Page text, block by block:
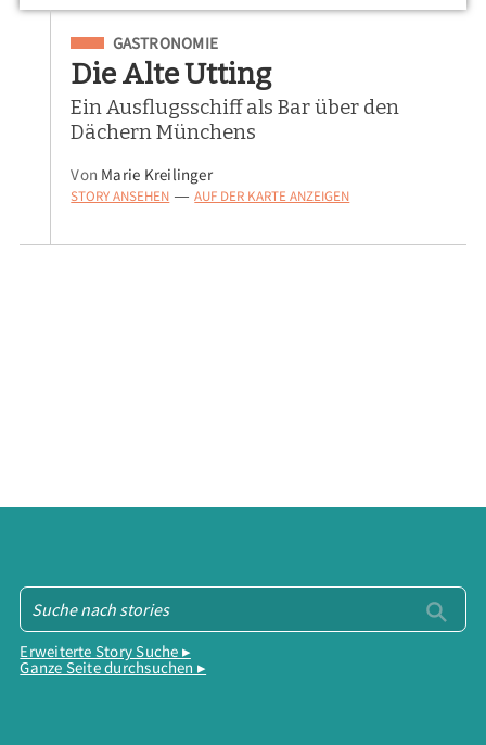
Eingeordnet unter
GASTRONOMIE
Die Alte Utting
Ein Ausflugsschiff als Bar über den
Dächern Münchens
Von Marie Kreilinger
STORY ANSEHEN — AUF DER KARTE ANZEIGEN
Erweiterte Story Suche ▸
Ganze Seite durchsuchen ▸